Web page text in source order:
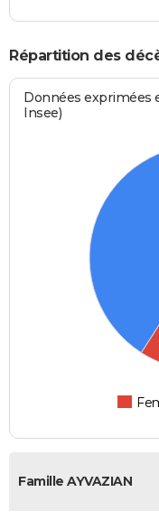
Répartition des
Données exprimées
Insee)
Famille AYVAZIAN